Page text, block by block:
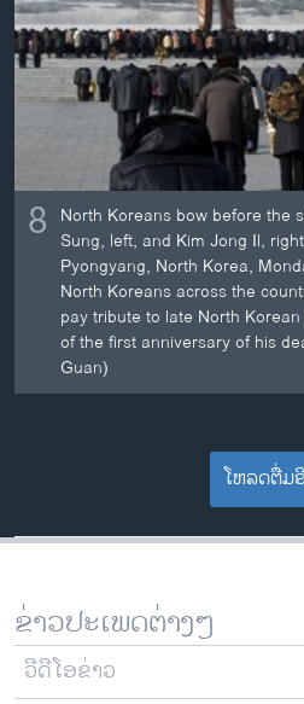
8 North Koreans bow before the
Sung, left, and Kim Jong Il,
Pyongyang, North Korea,
North Koreans across the
pay tribute to late North
of the first anniversary of his
Guan)
ໂຫລດຕື່ມ
ຂ່າວປະເພດຕ່າງໆ
ວີດີໂອຂ່າວ